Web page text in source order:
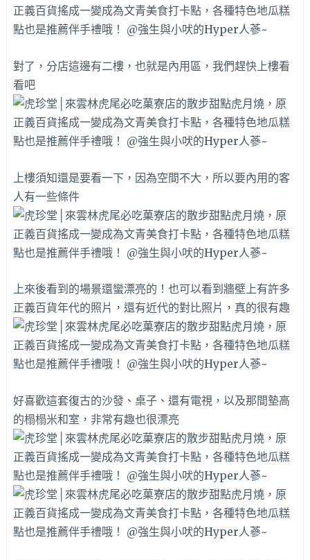
對了，分店這邊有二樓，也就是內用區，我們趕快上樓看
看吧
上樓須知還是要看一下，因為空間不大，所以要內用的客
人有一些條件
上來後看到的場景還蠻漂亮的！也可以看到牆壁上有許多
正義百貨年代的照片，還有近代的對比照片，真的很有趣
好喜歡這套復古的沙發、桌子、還有電視，以及那間墊高
的榻榻米和室，非常有趣也很漂亮